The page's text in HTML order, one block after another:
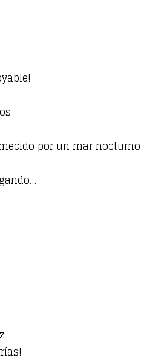
por un mar nocturno